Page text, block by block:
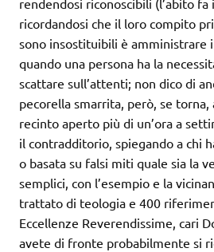
ricordandosi che il loro compito
sono insostituibili è amministrare
quando una persona ha la
scattare sull’attenti; non dico di
pecorella smarrita, però, se
recinto aperto più di un’ora a
il contradditorio, spiegando a chi
o basata su falsi miti quale sia la
semplici, con l’esempio e la
trattato di teologia e 400
Eccellenze Reverendissime, cari
avete di fronte probabilmente si